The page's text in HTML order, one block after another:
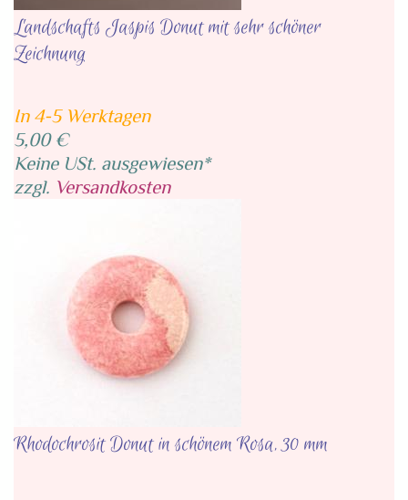
Landschafts Jaspis Donut mit sehr schöner
Zeichnung
In 4-5 Werktagen
5,00 €
Keine USt. ausgewiesen*
zzgl. Versandkosten
Rhodochrosit Donut in schönem Rosa, 30 mm